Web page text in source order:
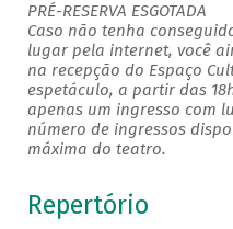
PRÉ-RESERVA ESGOTADA
Caso não tenha
lugar pela internet, você
na recepção do Espaço
espetáculo, a partir das
apenas um ingresso com
número de ingressos
máxima do teatro.
Repertório